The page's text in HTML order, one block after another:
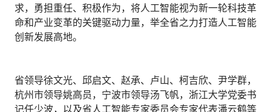
求，勇担重任、积极作为，将人工智能视为新一轮科技革
命和产业变革的关键驱动力量，举全省之力打造人工智能
创新发展高地。
省领导徐文光、邱启文、赵承、卢山、柯吉欣、尹学群，
杭州市领导姚高员，宁波市领导汤飞帆，浙江大学党委书
记任少波，以及省人工智能专家委员会专家代表潘云鹤等